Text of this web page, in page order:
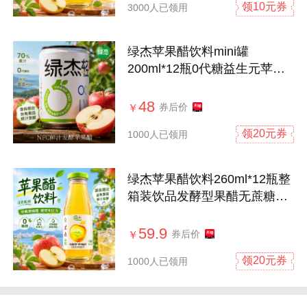
3000人已领用 领10元券
绿杰苹果醋饮料mini罐
200ml*12瓶0代糖益生元苹果
￥48 券后价
1000人已领用 领20元券
绿杰苹果醋饮料260ml*12瓶整
箱装饮品发酵型果醋无蔗糖0
￥ 59.9 券后价
1000人已领用 领20元券